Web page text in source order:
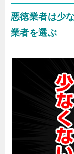
悪徳業者は少
業者を選ぶ